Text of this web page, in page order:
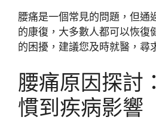
腰痛是一個常見的問題，但通
的康復，大多數人都可以恢復
的困擾，建議您及時就醫，尋
腰痛原因探討
慣到疾病影響